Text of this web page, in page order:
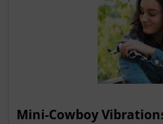
Mini-Cowboy